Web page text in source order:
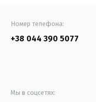
Номер телефона:
+38 044 390 5077
Мы в соцсетях: